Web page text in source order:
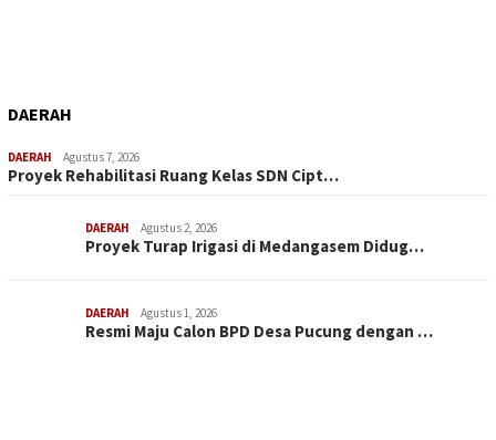
DAERAH
DAERAH Agustus 7, 2026
Proyek Rehabilitasi Ruang Kelas SDN Cipt…
DAERAH Agustus 2, 2026
Proyek Turap Irigasi di Medangasem Didug…
DAERAH Agustus 1, 2026
Resmi Maju Calon BPD Desa Pucung dengan …